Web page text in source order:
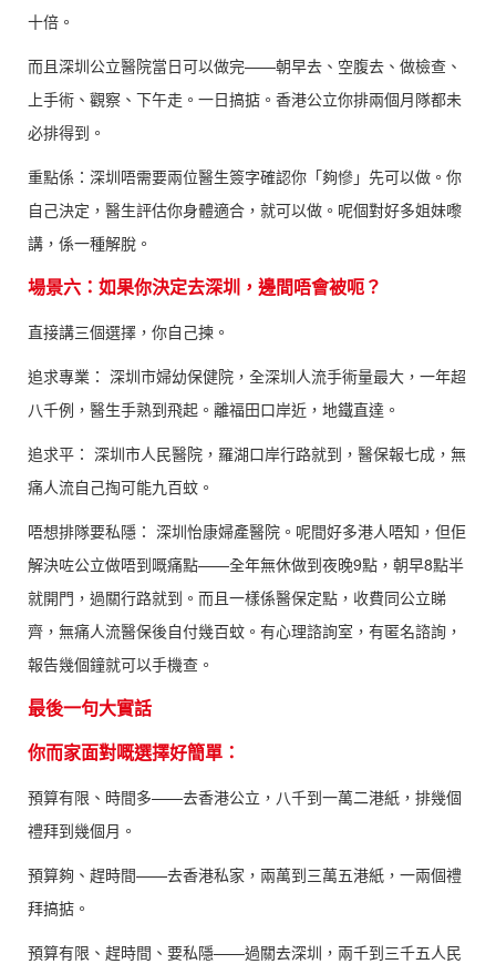
十倍。
而且深圳公立醫院當日可以做完——朝早去、空腹去、做檢查、
上手術、觀察、下午走。一日搞掂。香港公立你排兩個月隊都未
必排得到。
重點係：深圳唔需要兩位醫生簽字確認你「夠慘」先可以做。你
自己決定，醫生評估你身體適合，就可以做。呢個對好多姐妹嚟
講，係一種解脫。
場景六：如果你決定去深圳，邊間唔會被呃？
直接講三個選擇，你自己揀。
追求專業： 深圳市婦幼保健院，全深圳人流手術量最大，一年超
八千例，醫生手熟到飛起。離福田口岸近，地鐵直達。
追求平： 深圳市人民醫院，羅湖口岸行路就到，醫保報七成，無
痛人流自己掏可能九百蚊。
唔想排隊要私隱： 深圳怡康婦產醫院。呢間好多港人唔知，但佢
解決咗公立做唔到嘅痛點——全年無休做到夜晚9點，朝早8點半
就開門，過關行路就到。而且一樣係醫保定點，收費同公立睇
齊，無痛人流醫保後自付幾百蚊。有心理諮詢室，有匿名諮詢，
報告幾個鐘就可以手機查。
最後一句大實話
你而家面對嘅選擇好簡單：
預算有限、時間多——去香港公立，八千到一萬二港紙，排幾個
禮拜到幾個月。
預算夠、趕時間——去香港私家，兩萬到三萬五港紙，一兩個禮
拜搞掂。
預算有限、趕時間、要私隱——過關去深圳，兩千到三千五人民